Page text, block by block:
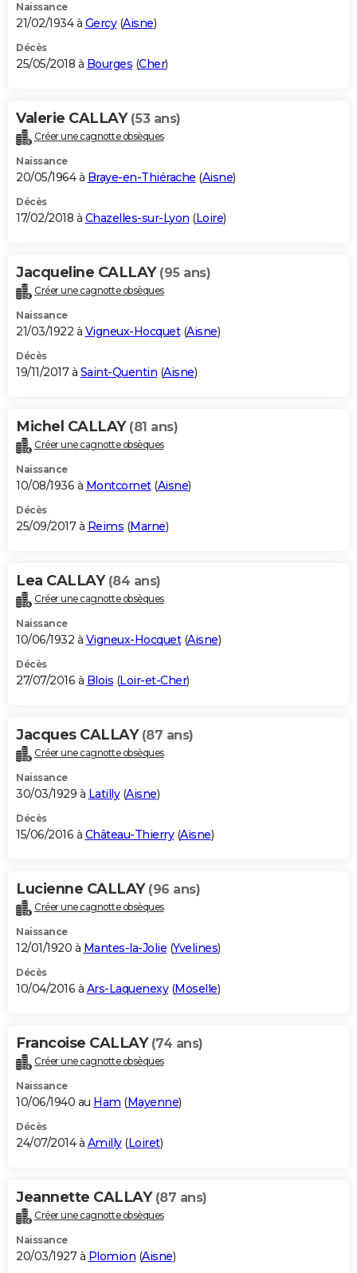
Naissance
21/02/1934 à Gercy(Aisne)
Décès
25/05/2018 à Bourges (Cher)
Valerie CALLAY (53 ans)
Créer une cagnotte obsèques
Naissance
20/05/1964 à Braye-en-Thiérache (Aisne)
Décès
17/02/2018 à Chazelles-sur-Lyon (Loire)
Jacqueline CALLAY (95 ans)
Créer une cagnotte obsèques
Naissance
21/03/1922 à Vigneux-Hocquet(Aisne)
Décès
19/11/2017 à Saint-Quentin (Aisne)
Michel CALLAY (81 ans)
Créer une cagnotte obsèques
Naissance
10/08/1936 à Montcornet(Aisne)
Décès
25/09/2017 à Reims (Marne)
Lea CALLAY (84 ans)
Créer une cagnotte obsèques
Naissance
10/06/1932 à Vigneux-Hocquet(Aisne)
Décès
27/07/2016 à Blois (Loir-et-Cher)
Jacques CALLAY (87 ans)
Créer une cagnotte obsèques
Naissance
30/03/1929 à Latilly(Aisne)
Décès
15/06/2016 à Château-Thierry(Aisne)
Lucienne CALLAY (96 ans)
Créer une cagnotte obsèques
Naissance
12/01/1920 à Mantes-la-Jolie (Yvelines)
Décès
10/04/2016 à Ars-Laquenexy(Moselle)
Francoise CALLAY (74 ans)
Créer une cagnotte obsèques
Naissance
10/06/1940 au Ham (Mayenne)
Décès
24/07/2014 à Amilly(Loiret)
Jeannette CALLAY (87 ans)
Créer une cagnotte obsèques
Naissance
20/03/1927 à Plomion (Aisne)